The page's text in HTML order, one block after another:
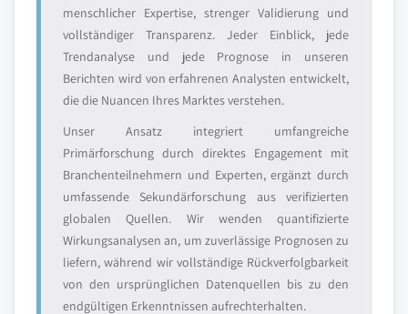
menschlicher Expertise, strenger Validierung und
vollständiger Transparenz. Jeder Einblick, jede
Trendanalyse und jede Prognose in unseren
Berichten wird von erfahrenen Analysten entwickelt,
die die Nuancen Ihres Marktes verstehen.
Unser Ansatz integriert umfangreiche
Primärforschung durch direktes Engagement mit
Branchenteilnehmern und Experten, ergänzt durch
umfassende Sekundärforschung aus verifizierten
globalen Quellen. Wir wenden quantifizierte
Wirkungsanalysen an, um zuverlässige Prognosen zu
liefern, während wir vollständige Rückverfolgbarkeit
von den ursprünglichen Datenquellen bis zu den
endgültigen Erkenntnissen aufrechterhalten.